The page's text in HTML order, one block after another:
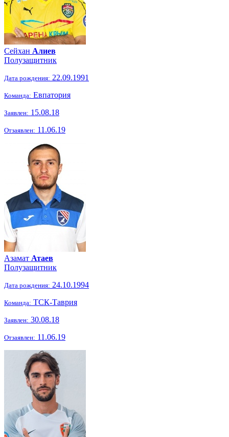
Сейхан Алиев
Полузащитник
Дата рождения: 22.09.1991
Команда: Евпатория
Заявлен: 15.08.18
Отзаявлен: 11.06.19
Азамат Атаев
Полузащитник
Дата рождения: 24.10.1994
Команда: ТСК-Таврия
Заявлен: 30.08.18
Отзаявлен: 11.06.19